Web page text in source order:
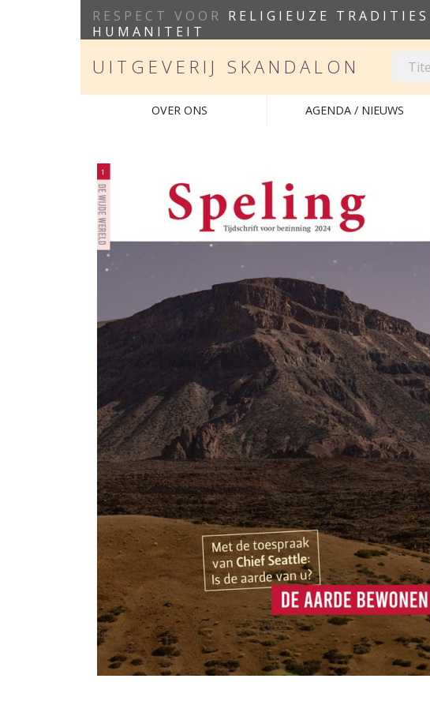
RESPECT VOOR RELIGIEUZE TRADITIES
HUMANITEIT
UITGEVERIJ SKANDALON
OVER ONS AGENDA / NIEUWS